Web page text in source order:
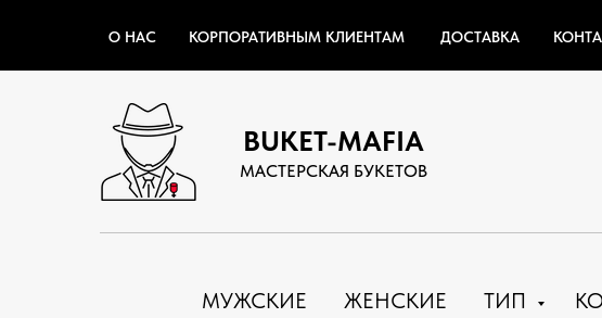
О НАС КОРПОРАТИВНЫМ КЛИЕНТАМ ДОСТАВКА
BUKET-MAFIA
МАСТЕРСКАЯ БУКЕТОВ
МУЖСКИЕ ЖЕНСКИЕ ТИП